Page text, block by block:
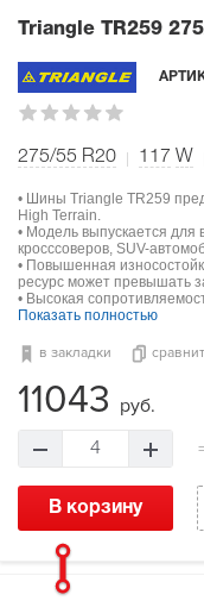
Triangle TR259
275/55 R20 117 W
• Шины Triangle TR259
High Terrain.
• Модель выпускается для
кросссоверов, SUV-
• Повышенная
ресурс может превышать
• Высокая
Показать полностью
в закладки
11043 руб.
4
В корзину